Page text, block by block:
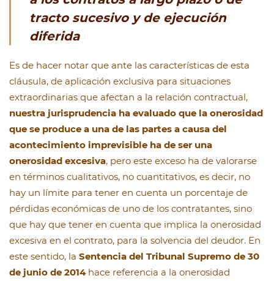
tracto sucesivo y de ejecución
diferida
Es de hacer notar que ante las características de esta
cláusula, de aplicación exclusiva para situaciones
extraordinarias que afectan a la relación contractual,
nuestra jurisprudencia ha evaluado que la onerosidad
que se produce a una de las partes a causa del
acontecimiento imprevisible ha de ser una
onerosidad excesiva, pero este exceso ha de valorarse
en términos cualitativos, no cuantitativos, es decir, no
hay un límite para tener en cuenta un porcentaje de
pérdidas económicas de uno de los contratantes, sino
que hay que tener en cuenta que implica la onerosidad
excesiva en el contrato, para la solvencia del deudor. En
este sentido, la Sentencia del Tribunal Supremo de 30
de junio de 2014hace referencia a la onerosidad